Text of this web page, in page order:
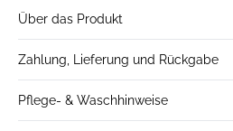
Über das Produkt
Zahlung, Lieferung und Rückgabe
Pflege- & Waschhinweise